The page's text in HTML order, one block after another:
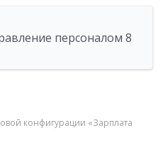
персоналом 8
конфигурации «Зарплата